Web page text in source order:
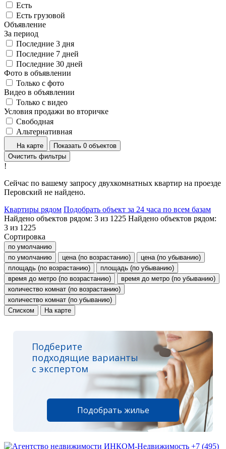
Есть
Есть грузовой
Объявление
За период
Последние 3 дня
Последние 7 дней
Последние 30 дней
Фото в объявлении
Только с фото
Видео в объявлении
Только с видео
Условия продажи во вторичке
Свободная
Альтернативная
На карте
Показать 0 объектов
Очистить фильтры
!
Сейчас по вашему запросу двухкомнатных квартир на проезде
Перовский не найдено.
Квартиры рядом Подобрать объект за 24 часа по всем базам
Найдено объектов рядом: 3 из 1225 Найдено объектов рядом:
3 из 1225
Сортировка
по умолчанию
по умолчанию
цена (по возрастанию)
цена (по убыванию)
площадь (по возрастанию)
площадь (по убыванию)
время до метро (по возрастанию)
время до метро (по убыванию)
количество комнат (по возрастанию)
количество комнат (по убыванию)
Списком
На карте
Подберите
подходящие варианты
с экспертом
Подобрать жилье
+7 (495)